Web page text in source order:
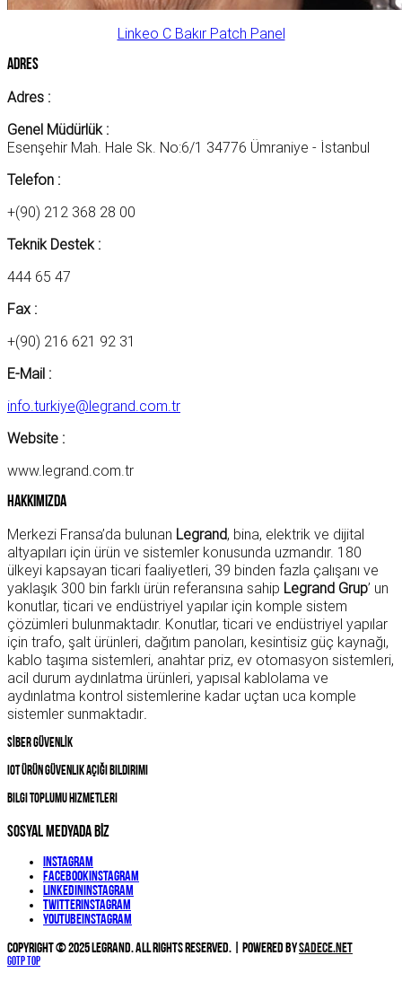
Linkeo C Bakır Patch Panel
Adres
Adres :
Genel Müdürlük :
Esenşehir Mah. Hale Sk. No:6/1 34776 Ümraniye - İstanbul
Telefon :
+(90) 212 368 28 00
Teknik Destek :
444 65 47
Fax :
+(90) 216 621 92 31
E-Mail :
info.turkiye@legrand.com.tr
Website :
www.legrand.com.tr
Hakkımızda
Merkezi Fransa’da bulunan Legrand, bina, elektrik ve dijital
altyapıları için ürün ve sistemler konusunda uzmandır. 180
ülkeyi kapsayan ticari faaliyetleri, 39 binden fazla çalışanı ve
yaklaşık 300 bin farklı ürün referansına sahip Legrand Grup’ un
konutlar, ticari ve endüstriyel yapılar için komple sistem
çözümleri bulunmaktadır. Konutlar, ticari ve endüstriyel yapılar
için trafo, şalt ürünleri, dağıtım panoları, kesintisiz güç kaynağı,
kablo taşıma sistemleri, anahtar priz, ev otomasyon sistemleri,
acil durum aydınlatma ürünleri, yapısal kablolama ve
aydınlatma kontrol sistemlerine kadar uçtan uca komple
sistemler sunmaktadır.
SİBER GÜVENLİK
IOT Ürün Güvenlik Açığı Bildirimi
Bilgi Toplumu Hizmetleri
SOSYAL MEDYADA BİZ
Instagram
Facebook Instagram
Linkedin Instagram
Twitter Instagram
YouTube Instagram
Copyright © 2025 Legrand. All Rights Reserved. | Powered bySadece.NET
Gotp Top